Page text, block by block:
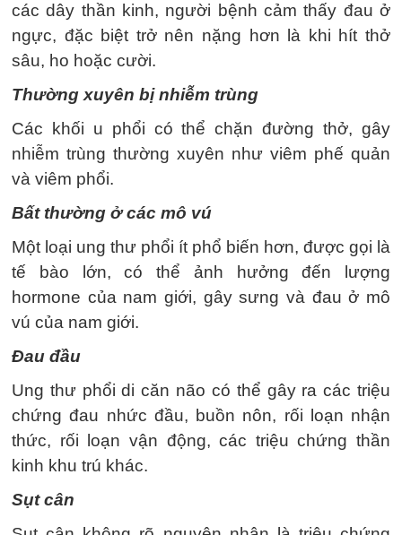
các dây thần kinh, người bệnh cảm thấy đau ở
ngực, đặc biệt trở nên nặng hơn là khi hít thở
sâu, ho hoặc cười.
Thường xuyên bị nhiễm trùng
Các khối u phổi có thể chặn đường thở, gây
nhiễm trùng thường xuyên như viêm phế quản
và viêm phổi.
Bất thường ở các mô vú
Một loại ung thư phổi ít phổ biến hơn, được gọi là
tế bào lớn, có thể ảnh hưởng đến lượng
hormone của nam giới, gây sưng và đau ở mô
vú của nam giới.
Đau đầu
Ung thư phổi di căn não có thể gây ra các triệu
chứng đau nhức đầu, buồn nôn, rối loạn nhận
thức, rối loạn vận động, các triệu chứng thần
kinh khu trú khác.
Sụt cân